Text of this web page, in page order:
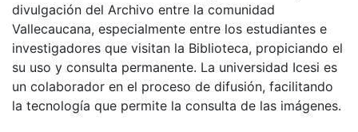
divulgación del Archivo entre la comunidad
Vallecaucana, especialmente entre los estudiantes e
investigadores que visitan la Biblioteca, propiciando el
su uso y consulta permanente. La universidad Icesi es
un colaborador en el proceso de difusión, facilitando
la tecnología que permite la consulta de las imágenes.